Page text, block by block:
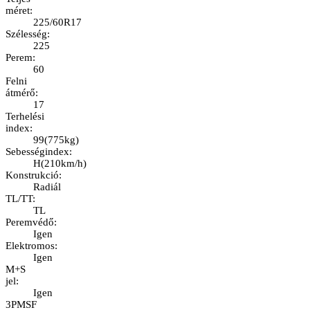
méret:
225/60R17
Szélesség:
225
Perem:
60
Felni
átmérő:
17
Terhelési
index:
99(775kg)
Sebességindex:
H(210km/h)
Konstrukció:
Radiál
TL/TT:
TL
Peremvédő:
Igen
Elektromos:
Igen
M+S
jel:
Igen
3PMSF